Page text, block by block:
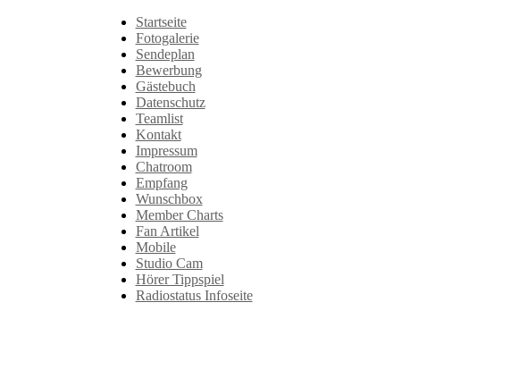
Startseite
Fotogalerie
Sendeplan
Bewerbung
Gästebuch
Datenschutz
Teamlist
Kontakt
Impressum
Chatroom
Empfang
Wunschbox
Member Charts
Fan Artikel
Mobile
Studio Cam
Hörer Tippspiel
Radiostatus Infoseite